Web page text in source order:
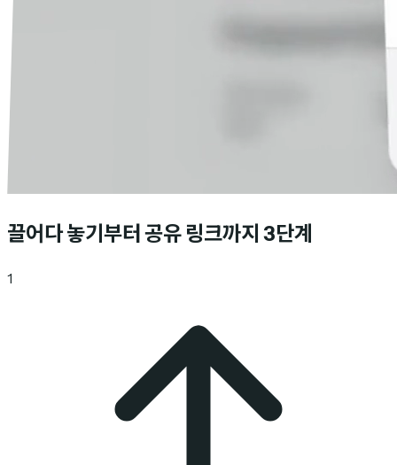
끌어다 놓기부터 공유 링크까지 3단계
1